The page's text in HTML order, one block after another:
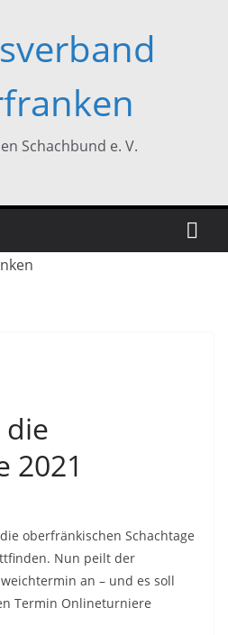
Schachbund e. V.
die
2021
oberfränkischen Schachtage
Nun peilt der
an – und es soll
Termin Onlineturniere